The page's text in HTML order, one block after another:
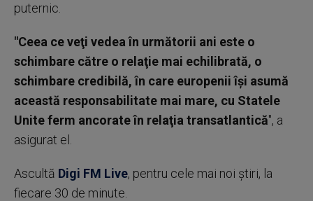
puternic.
"Ceea ce veţi vedea în următorii ani este o
schimbare către o relaţie mai echilibrată, o
schimbare credibilă, în care europenii îşi asumă
această responsabilitate mai mare, cu Statele
Unite ferm ancorate în relaţia transatlantică", a
asigurat el.
Ascultă Digi FM Live, pentru cele mai noi știri, la
fiecare 30 de minute.